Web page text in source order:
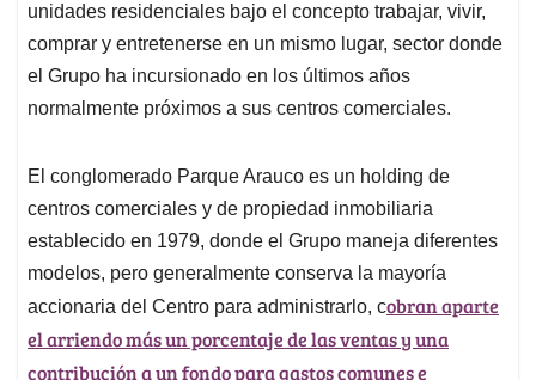
unidades residenciales bajo el concepto trabajar, vivir,
comprar y entretenerse en un mismo lugar, sector donde
el Grupo ha incursionado en los últimos años
normalmente próximos a sus centros comerciales.
El conglomerado Parque Arauco es un holding de
centros comerciales y de propiedad inmobiliaria
establecido en 1979, donde el Grupo maneja diferentes
modelos, pero generalmente conserva la mayoría
accionaria del Centro para administrarlo, cobran aparte
el arriendo más un porcentaje de las ventas y una
contribución a un fondo para gastos comunes e